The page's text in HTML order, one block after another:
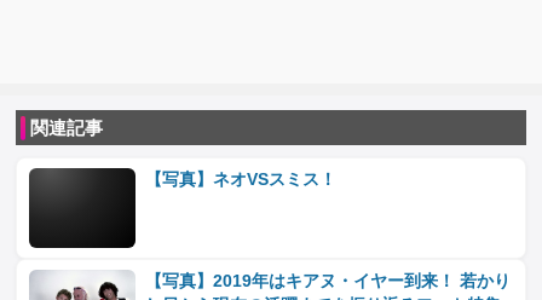
関連記事
【写真】ネオVSスミス！
【写真】2019年はキアヌ・イヤー到来！ 若かり